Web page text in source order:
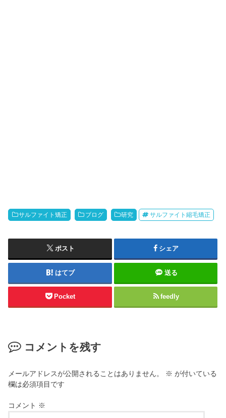
サルファイト矯正 ブログ 研究 サルファイト縮毛矯正
ポスト シェア
はてブ 送る
Pocket feedly
コメントを残す
メールアドレスが公開されることはありません。 ※ が付いている
欄は必須項目です
コメント ※